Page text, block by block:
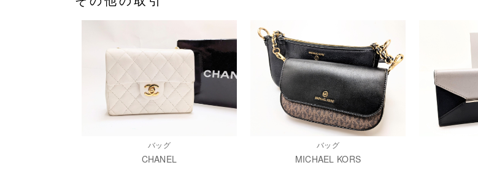
バッグ
CHANEL
バッグ
MICHAEL KORS